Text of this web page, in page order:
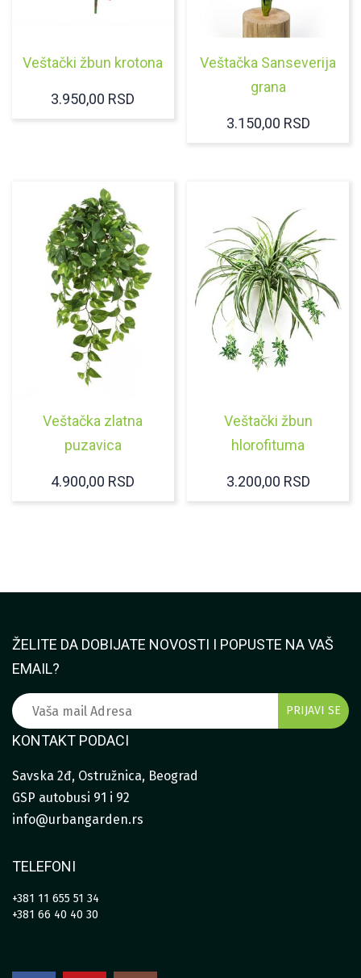
Veštački žbun krotona
3.950,00 RSD
Veštačka Sanseverija
grana
3.150,00 RSD
Veštačka zlatna
puzavica
4.900,00 RSD
Veštački žbun
hlorofituma
3.200,00 RSD
ŽELITE DA DOBIJATE NOVOSTI I POPUSTE NA VAŠ
EMAIL?
KONTAKT PODACI
Savska 2đ, Ostružnica, Beograd
GSP autobusi 91 i 92
info@urbangarden.rs
TELEFONI
+381 11 655 51 34
+381 66 40 40 30